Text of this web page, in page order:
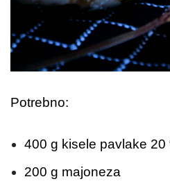
Potrebno:
400 g kisele pavlake 20
200 g majoneza